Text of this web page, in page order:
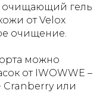
очищающий гель
от Velox
очищение.
можно
от IWOWWE –
Cranberry или